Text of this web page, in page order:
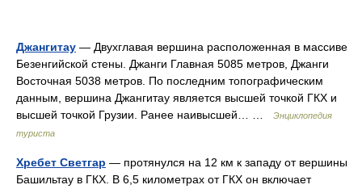
Джангитау — Двухглавая вершина расположенная в массиве
Безенгийской стены. Джанги Главная 5085 метров, Джанги
Восточная 5038 метров. По последним топографическим
данным, вершина Джангитау является высшей точкой ГКХ и
высшей точкой Грузии. Ранее наивысшей… …
Энциклопедия
туриста
Хребет Светгар — протянулся на 12 км к западу от вершины
Башильтау в ГКХ. В 6,5 километрах от ГКХ он включает